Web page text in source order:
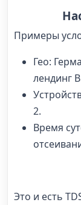
Примеры
Гео:
лендинг
2.
Время
Это и есть